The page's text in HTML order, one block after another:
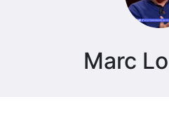
Marc